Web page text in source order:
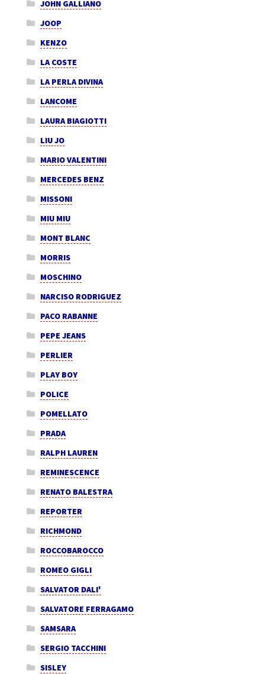
JOHN GALLIANO
JOOP
KENZO
LA COSTE
LA PERLA DIVINA
LANCOME
LAURA BIAGIOTTI
LIU JO
MARIO VALENTINI
MERCEDES BENZ
MISSONI
MIU MIU
MONT BLANC
MORRIS
MOSCHINO
NARCISO RODRIGUEZ
PACO RABANNE
PEPE JEANS
PERLIER
PLAY BOY
POLICE
POMELLATO
PRADA
RALPH LAUREN
REMINESCENCE
RENATO BALESTRA
REPORTER
RICHMOND
ROCCOBAROCCO
ROMEO GIGLI
SALVATOR DALI'
SALVATORE FERRAGAMO
SAMSARA
SERGIO TACCHINI
SISLEY